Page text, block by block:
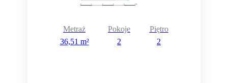
Metraż
36,51 m²
Pokoje
2
Piętro
2